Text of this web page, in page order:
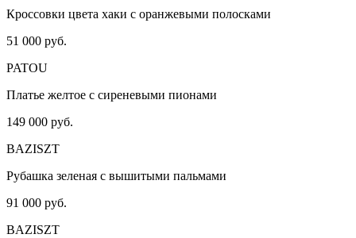
Кроссовки цвета хаки с оранжевыми полосками
51 000 руб.
PATOU
Платье желтое с сиреневыми пионами
149 000 руб.
BAZISZT
Рубашка зеленая с вышитыми пальмами
91 000 руб.
BAZISZT